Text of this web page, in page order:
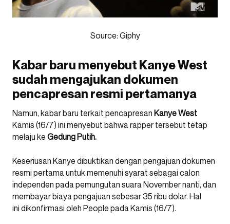
Source: Giphy
Kabar baru menyebut Kanye West
sudah mengajukan dokumen
pencapresan resmi pertamanya
Namun, kabar baru terkait pencapresan Kanye West
Kamis (16/7) ini menyebut bahwa rapper tersebut tetap
melaju ke Gedung Putih.
Keseriusan Kanye dibuktikan dengan pengajuan dokumen
resmi pertama untuk memenuhi syarat sebagai calon
independen pada pemungutan suara November nanti, dan
membayar biaya pengajuan sebesar 35 ribu dolar. Hal
ini dikonfirmasi oleh People pada Kamis (16/7).